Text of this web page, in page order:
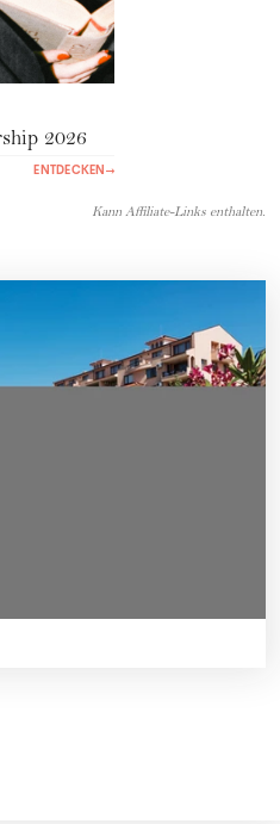
2026
ENTDECKEN →
Kann Affiliate-Links enthalten.